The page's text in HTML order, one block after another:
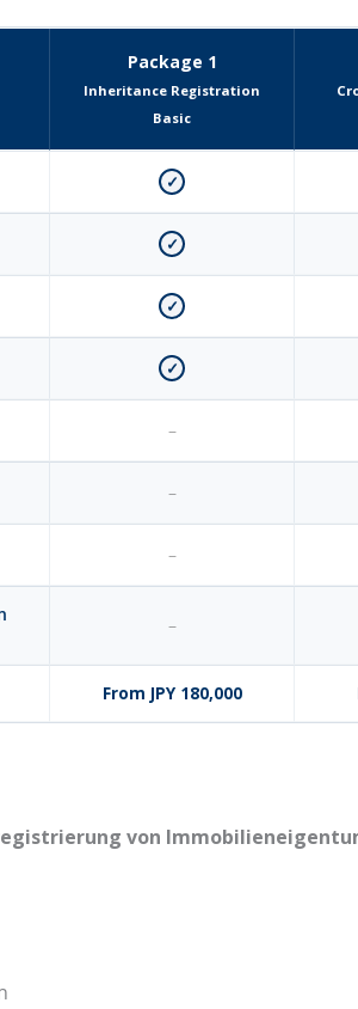
Package 1
Inheritance Registration
Basic
✓
✓
✓
✓
–
–
–
–
From JPY 180,000
von